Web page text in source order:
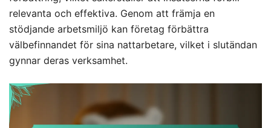
relevanta och effektiva. Genom att främja en
stödjande arbetsmiljö kan företag förbättra
välbefinnandet för sina nattarbetare, vilket i slutändan
gynnar deras verksamhet.